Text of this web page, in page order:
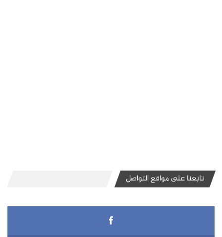
تابعنا على مواقع التواصل